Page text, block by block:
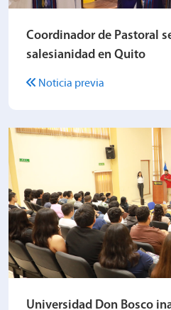
Coordinador de Pastoral
salesianidad en Quito
Noticia previa
Universidad Don Bosco